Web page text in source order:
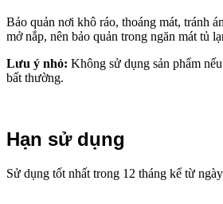
Bảo quản nơi khô ráo, thoáng mát, tránh
mở nắp, nên bảo quản trong ngăn mát tủ
Lưu ý nhỏ: Không sử dụng sản phẩm
bất thường.
Hạn sử dụng
Sử dụng tốt nhất trong 12 tháng kể từ